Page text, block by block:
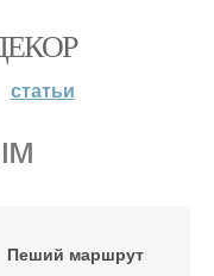
статьи
Пеший маршрут